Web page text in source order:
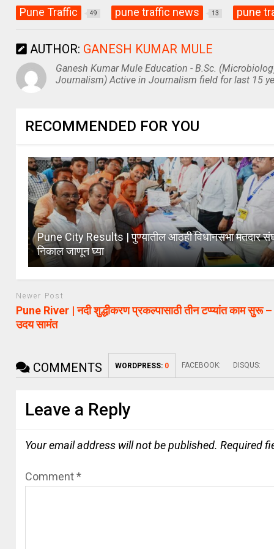
Pune Traffic 49 pune traffic news 13 pune
AUTHOR: GANESH KUMAR MULE
Ganesh Kumar Mule Education - B.Sc.
Journalism) Active in Journalism field for last 15
RECOMMENDED FOR YOU
Pune City Results | पुण्यातील आठही विधानसभा मतदार
निकाल जाणून घ्या
Newer Post
Pune River | नदी शुद्धीकरण प्रकल्पासाठी तीन टप्प्यांत काम सुरू –
उदय सामंत
COMMENTS WORDPRESS: 0 FACEBOOK: DISQUS:
Leave a Reply
Your email address will not be published. Required
Comment*